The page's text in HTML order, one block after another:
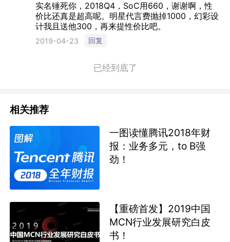
实名锤死你，2018Q4，SoC用660，谢谢啊，性
价比还真是超高呢。明星代言费抛掉1000，幻彩设
计我且送他300，再来提性价比吧。
2019-04-23 回复
已经到底了
相关推荐
一图读懂腾讯2018年财
报：业务多元，to B强
劲！
【重磅首发】2019中国
MCN行业发展研究白皮
书！